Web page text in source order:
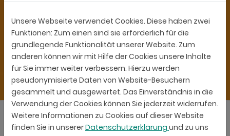
Unsere Webseite verwendet Cookies. Diese haben zwei
Funktionen: Zum einen sind sie erforderlich für die
grundlegende Funktionalität unserer Website. Zum
anderen können wir mit Hilfe der Cookies unsere Inhalte
für Sie immer weiter verbessern. Hierzu werden
pseudonymisierte Daten von Website-Besuchern
gesammelt und ausgewertet. Das Einverständnis in die
Verwendung der Cookies können Sie jederzeit widerrufen.
Weitere Informationen zu Cookies auf dieser Website
finden Sie in unsererDatenschutzerklärung und zu uns